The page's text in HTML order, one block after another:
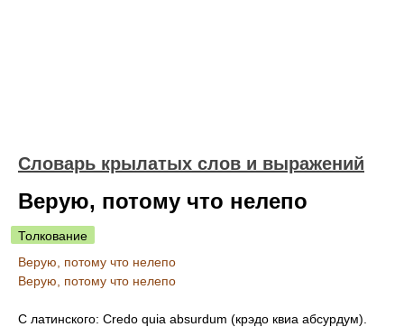
Словарь крылатых слов и выражений
Верую, потому что нелепо
Толкование
Верую, потому что нелепо
Верую, потому что нелепо
С латинского: Credo quia absurdum (крэдо квиа абсурдум).